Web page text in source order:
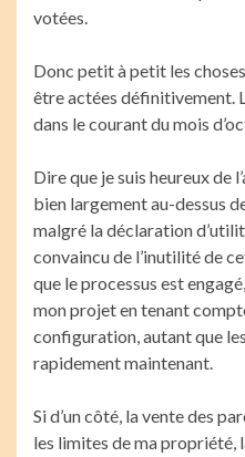
votées.
Donc petit à petit les
être actées définitivement.
dans le courant du mois
Dire que je suis heureux de
bien largement au-dessus
malgré la déclaration
convaincu de l’inutilité de
que le processus est
mon projet en tenant
configuration, autant que
rapidement maintenant.
Si d’un côté, la vente des
les limites de ma propriété,